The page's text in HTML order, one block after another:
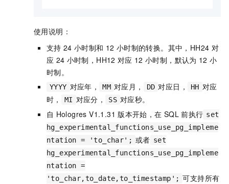
使用说明：
支持 24 小时制和 12 小时制的转换。其中，HH24 对
应 24 小时制，HH12 对应 12 小时制，默认为 12 小
时制。
YYYY 对应年， MM 对应月， DD 对应日， HH 对应
时，
MI 对应分， SS 对应秒。
自 Hologres V1.1.31 版本开始，在 SQL 前执行 set
hg_experimental_functions_use_pg_impleme
ntation = 'to_char'; 或者 set
hg_experimental_functions_use_pg_impleme
ntation =
'to_char,to_date,to_timestamp'; 可支持所有